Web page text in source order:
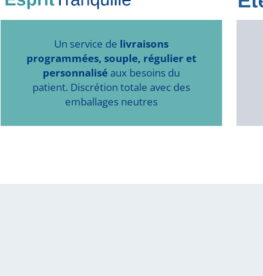
Un service de livraisons
programmées, souple, régulier et
personnalisé aux besoins du
patient. Discrétion totale avec des
emballages neutres